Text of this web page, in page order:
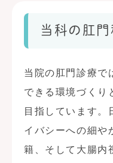
当科の肛
当院の肛門診療で
できる環境づくり
目指しています。
イバシーへの細や
籍、そして大腸内